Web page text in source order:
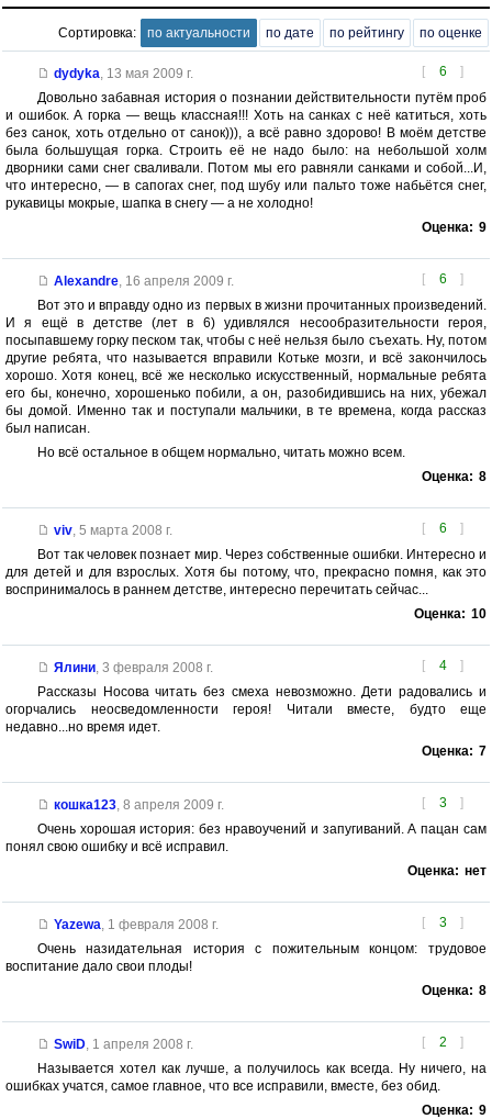
Сортировка: по актуальности по дате по рейтингу по оценке
[ 6 ]
dydyka 13 мая 2009 г.
Довольно забавная история о познании действительности путём проб
и ошибок. А горка — вещь классная!!! Хоть на санках с неё катиться, хоть
без санок, хоть отдельно от санок))), а всё равно здорово! В моём детстве
была большущая горка. Строить её не надо было: на небольшой холм
дворники сами снег сваливали. Потом мы его равняли санками и собой...И,
что интересно, — в сапогах снег, под шубу или пальто тоже набьётся снег,
рукавицы мокрые, шапка в снегу — а не холодно!
Оценка: 9
[ 6 ]
Alexandre, 16 апреля 2009 г.
Вот это и вправду одно из первых в жизни прочитанных произведений.
И я ещё в детстве (лет в 6) удивлялся несообразительности героя,
посыпавшему горку песком так, чтобы с неё нельзя было съехать. Ну, потом
другие ребята, что называется вправили Котьке мозги, и всё закончилось
хорошо. Хотя конец, всё же несколько искусственный, нормальные ребята
его бы, конечно, хорошенько побили, а он, разобидившись на них, убежал
бы домой. Именно так и поступали мальчики, в те времена, когда рассказ
был написан.
Но всё остальное в общем нормально, читать можно всем.
Оценка: 8
[ 6 ]
viv, 5 марта 2008 г.
Вот так человек познает мир. Через собственные ошибки. Интересно и
для детей и для взрослых. Хотя бы потому, что, прекрасно помня, как это
воспринималось в раннем детстве, интересно перечитать сейчас...
Оценка: 10
[ 4 ]
Ялини, 3 февраля 2008 г.
Рассказы Носова читать без смеха невозможно. Дети радовались и
огорчались неосведомленности героя! Читали вместе, будто еще
недавно...но время идет.
Оценка: 7
[ 3 ]
кошка123, 8 апреля 2009 г.
Очень хорошая история: без нравоучений и запугиваний. А пацан сам
понял свою ошибку и всё исправил.
Оценка: нет
[ 3 ]
Yazewa 1 февраля 2008 г.
Очень назидательная история с пожительным концом: трудовое
воспитание дало свои плоды!
Оценка: 8
[ 2 ]
SwiD, 1 апреля 2008 г.
Называется хотел как лучше, а получилось как всегда. Ну ничего, на
ошибках учатся, самое главное, что все исправили, вместе, без обид.
Оценка: 9